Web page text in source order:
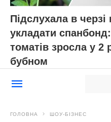
Підслухала в черзі
укладати
томатів зросла у 2
бубном